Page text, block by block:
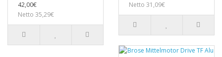
42,00€
Netto 35,29€
Netto 31,09€